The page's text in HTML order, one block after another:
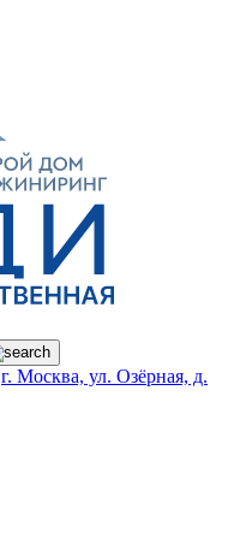
г. Москва, ул. Озёрная, д.